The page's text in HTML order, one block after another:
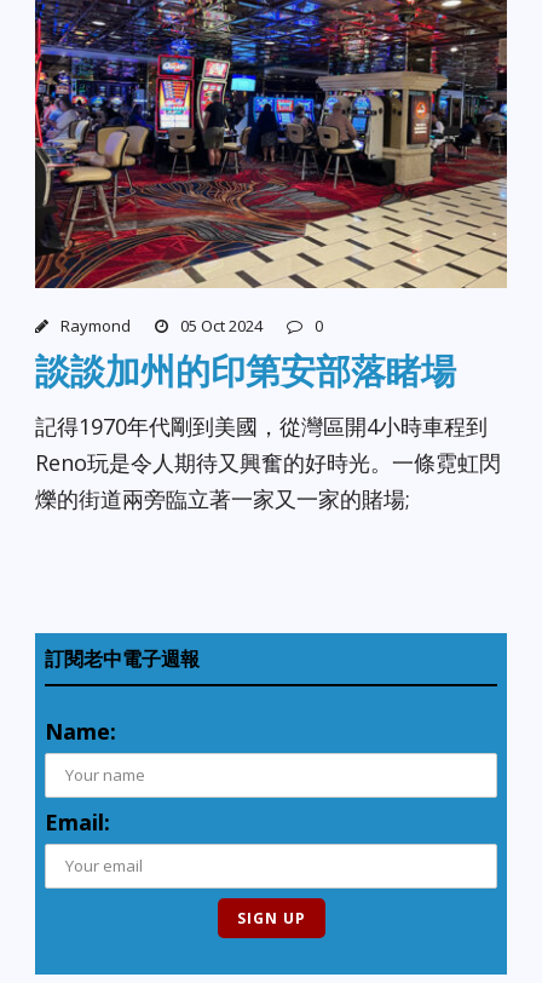
Raymond 05 Oct 2024 0
談談加州的印第安部落睹場
記得1970年代剛到美國，從灣區開4小時車程到
Reno玩是令人期待又興奮的好時光。一條霓虹閃
爍的街道兩旁臨立著一家又一家的賭場;
訂閱老中電子週報
Name:
Email: